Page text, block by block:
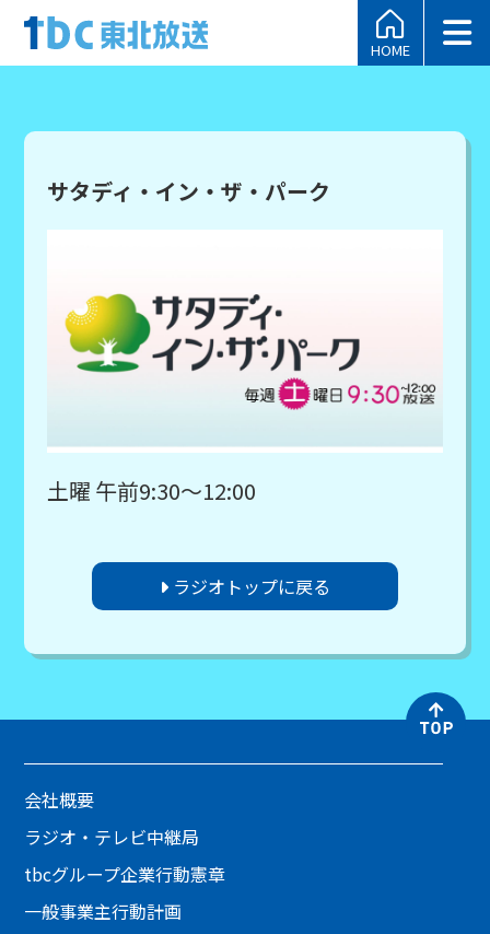
HOME
サタディ・イン・ザ・パーク
土曜 午前9:30～12:00
ラジオトップに戻る
会社概要
ラジオ・テレビ中継局
tbcグループ企業行動憲章
一般事業主行動計画